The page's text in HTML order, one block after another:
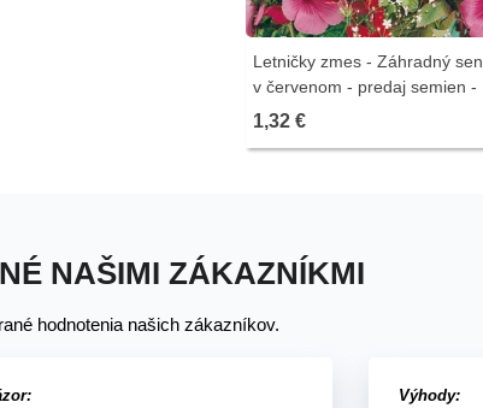
Letničky zmes - Záhradný sen
v červenom - predaj semien -
0,9 g - ukončený
1,32 €
NAŠIMI ZÁKAZNÍKMI
hodnotenia našich zákazníkov.
Výhody: